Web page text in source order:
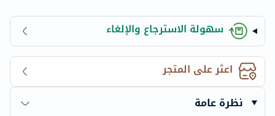
سهولة الاسترجاع والإلغاء
اعثر على المتجر
نظرة عامة